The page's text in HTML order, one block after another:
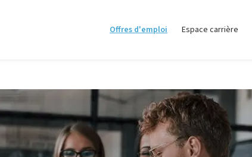
Offres d'emploi Espace carrière